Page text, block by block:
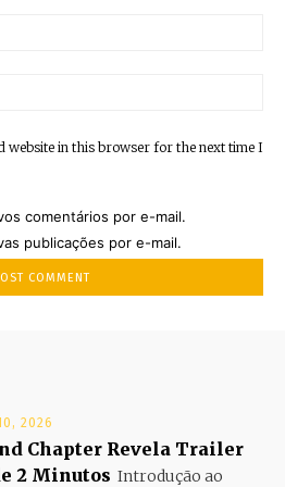
website in this browser for the next time I
comentários por e-mail.
publicações por e-mail.
2026
Chapter Revela Trailer
2 Minutos Introdução ao